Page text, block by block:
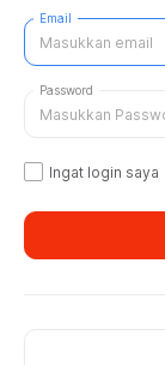
Email
Password
Ingat login saya